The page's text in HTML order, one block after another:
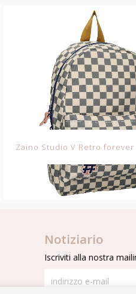
Zaino Studio V Retro forever
Notiziario
Iscriviti alla nostra